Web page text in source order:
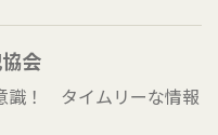
会
識！ タイムリーな情報